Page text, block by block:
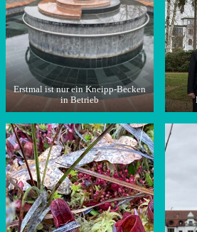
Erstmal ist nur ein Kneipp-Becken
in Betrieb